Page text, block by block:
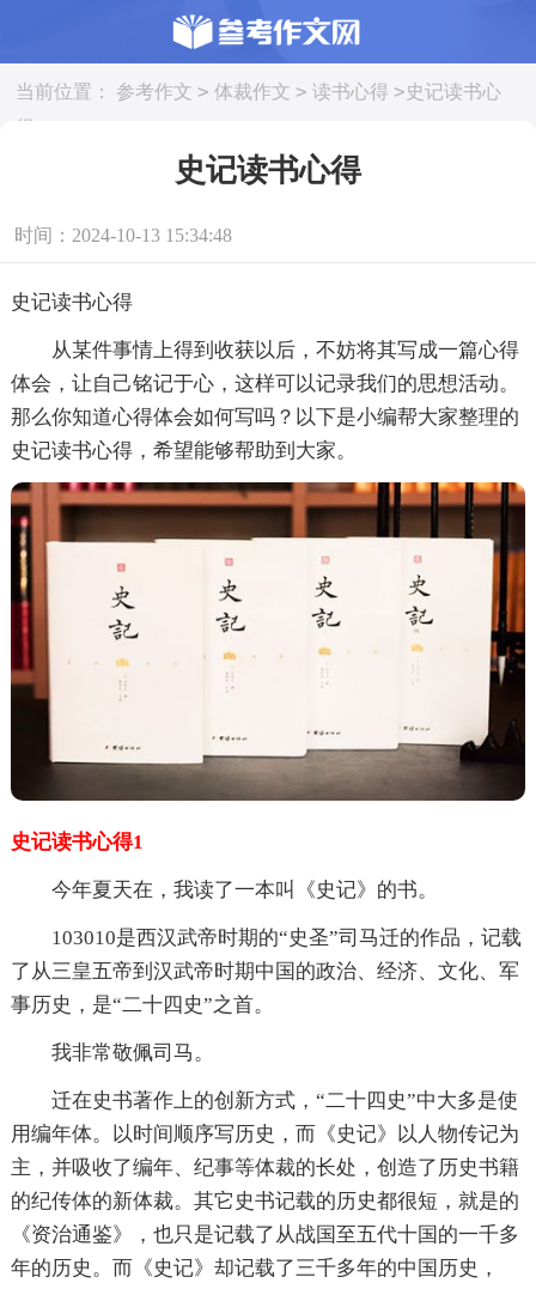
当前位置： 参考作文 > 体裁作文 > 读书心得 >史记读书心
得
史记读书心得
时间：2024-10-13 15:34:48
史记读书心得
从某件事情上得到收获以后，不妨将其写成一篇心得
体会，让自己铭记于心，这样可以记录我们的思想活动。
那么你知道心得体会如何写吗？以下是小编帮大家整理的
史记读书心得，希望能够帮助到大家。
史记读书心得1
今年夏天在，我读了一本叫《史记》的书。
103010是西汉武帝时期的“史圣”司马迁的作品，记载
了从三皇五帝到汉武帝时期中国的政治、经济、文化、军
事历史，是“二十四史”之首。
我非常敬佩司马。
迁在史书著作上的创新方式，“二十四史”中大多是使
用编年体。以时间顺序写历史，而《史记》以人物传记为
主，并吸收了编年、纪事等体裁的长处，创造了历史书籍
的纪传体的新体裁。其它史书记载的历史都很短，就是的
《资治通鉴》，也只是记载了从战国至五代十国的一千多
年的历史。而《史记》却记载了三千多年的中国历史，